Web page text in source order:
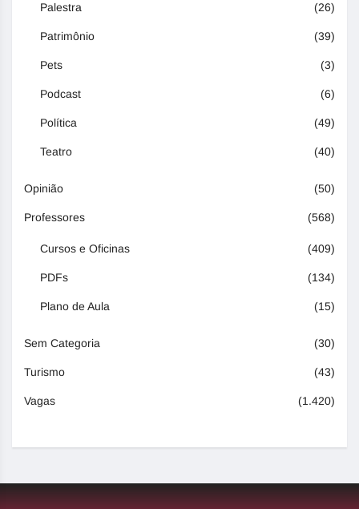
Palestra (26)
Patrimônio (39)
Pets (3)
Podcast (6)
Política (49)
Teatro (40)
Opinião (50)
Professores (568)
Cursos e Oficinas (409)
PDFs (134)
Plano de Aula (15)
Sem Categoria (30)
Turismo (43)
Vagas (1.420)